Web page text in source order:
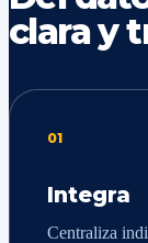
clara y
01
Integra
Centraliza